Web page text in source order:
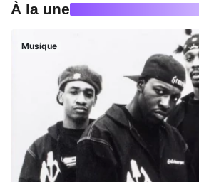
À la une
Musique